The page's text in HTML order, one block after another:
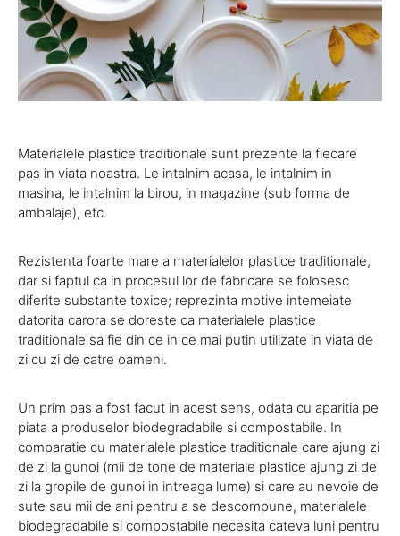
Materialele plastice traditionale sunt prezente la fiecare
pas in viata noastra. Le intalnim acasa, le intalnim in
masina, le intalnim la birou, in magazine (sub forma de
ambalaje), etc.
Rezistenta foarte mare a materialelor plastice traditionale,
dar si faptul ca in procesul lor de fabricare se folosesc
diferite substante toxice; reprezinta motive intemeiate
datorita carora se doreste ca materialele plastice
traditionale sa fie din ce in ce mai putin utilizate in viata de
zi cu zi de catre oameni.
Un prim pas a fost facut in acest sens, odata cu aparitia pe
piata a produselor biodegradabile si compostabile. In
comparatie cu materialele plastice traditionale care ajung zi
de zi la gunoi (mii de tone de materiale plastice ajung zi de
zi la gropile de gunoi in intreaga lume) si care au nevoie de
sute sau mii de ani pentru a se descompune, materialele
biodegradabile si compostabile necesita cateva luni pentru